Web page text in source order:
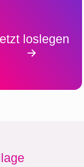
loslegen